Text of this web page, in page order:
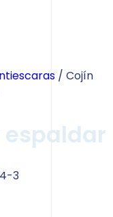
/ Cojín
espaldar